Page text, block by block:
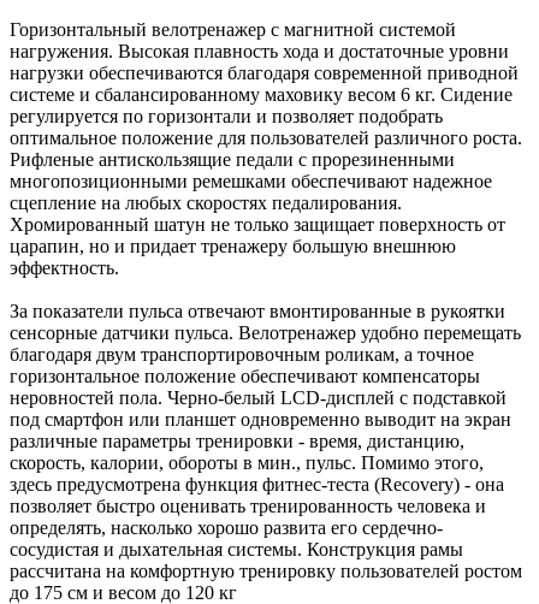
Горизонтальный велотренажер с магнитной системой
нагружения. Высокая плавность хода и достаточные уровни
нагрузки обеспечиваются благодаря современной приводной
системе и сбалансированному маховику весом 6 кг. Сидение
регулируется по горизонтали и позволяет подобрать
оптимальное положение для пользователей различного роста.
Рифленые антискользящие педали с прорезиненными
многопозиционными ремешками обеспечивают надежное
сцепление на любых скоростях педалирования.
Хромированный шатун не только защищает поверхность от
царапин, но и придает тренажеру большую внешнюю
эффектность.
За показатели пульса отвечают вмонтированные в рукоятки
сенсорные датчики пульса. Велотренажер удобно перемещать
благодаря двум транспортировочным роликам, а точное
горизонтальное положение обеспечивают компенсаторы
неровностей пола. Черно-белый LCD-дисплей с подставкой
под смартфон или планшет одновременно выводит на экран
различные параметры тренировки - время, дистанцию,
скорость, калории, обороты в мин., пульс. Помимо этого,
здесь предусмотрена функция фитнес-теста (Recovery) - она
позволяет быстро оценивать тренированность человека и
определять, насколько хорошо развита его сердечно-
сосудистая и дыхательная системы. Конструкция рамы
рассчитана на комфортную тренировку пользователей ростом
до 175 см и весом до 120 кг